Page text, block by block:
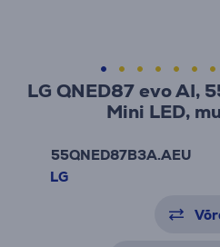
LG QNED87 evo AI,
Mini LED,
55QNED87B3A.AEU
LG